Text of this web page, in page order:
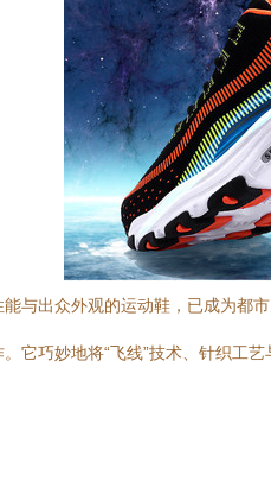
与出众外观的运动鞋，已成为
它巧妙地将“飞线”技术、针织